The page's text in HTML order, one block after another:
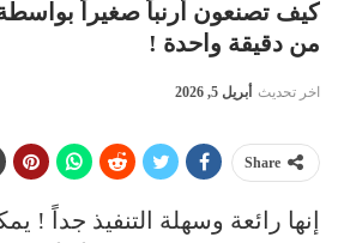
كيف تصنعون أرنباً صغيراً
من دقيقة واحدة !
اخر تحديث أبريل 5, 2026
Share
إنها رائعة وسهلة التنفيذ جداً !